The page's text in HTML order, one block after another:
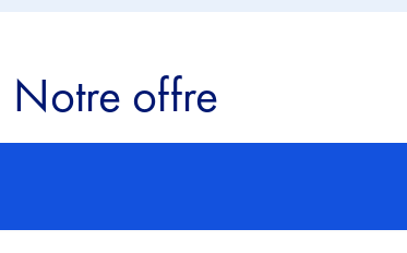
Notre offre